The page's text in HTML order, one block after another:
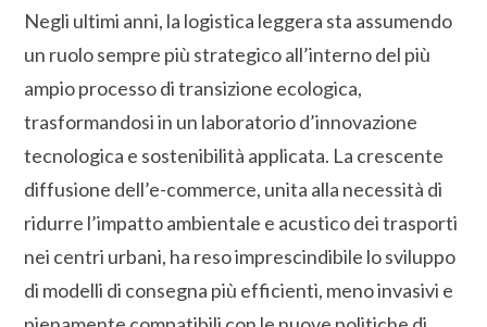
Negli ultimi anni, la logistica leggera sta assumendo
un ruolo sempre più strategico all’interno del più
ampio processo di transizione ecologica,
trasformandosi in un laboratorio d’innovazione
tecnologica e sostenibilità applicata. La crescente
diffusione dell’e-commerce, unita alla necessità di
ridurre l’impatto ambientale e acustico dei trasporti
nei centri urbani, ha reso imprescindibile lo sviluppo
di modelli di consegna più efficienti, meno invasivi e